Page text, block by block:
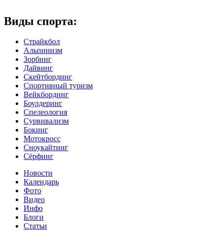
Виды спорта:
Страйкбол
Альпинизм
Зорбинг
Дайвинг
Скейтбординг
Спортивный туризм‎
Вейкбординг
Боулдеринг
Спелеология
Сурвивализм
Бокинг
Мотокросс
Сноукайтинг
Сёрфинг
Новости
Календарь
Фото
Видео
Инфо
Блоги
Статьи